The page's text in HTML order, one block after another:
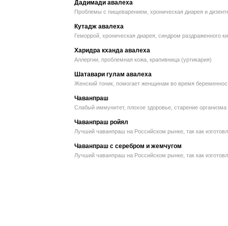
Дадимади авалеха
Проблемы с пищеварением, хроническая диарея и
Кутадж авалеха
Геморрой, хроническая диарея, синдром раздраженного
Харидра кханда авалеха
Аллергии, проблемная кожа, крапивница (уртикария)
Шатавари гулам авалеха
Женский тоник, помогает женщинам во время
Чаванпраш
Слабый иммунитет, плохое здоровье, старение организма
Чаванпраш ройял
Лучший чаванпраш на Российском рынке, так как
Чаванпраш с серебром и жемчугом
Лучший чаванпраш на Российском рынке, так как